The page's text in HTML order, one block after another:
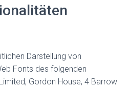
Darstellung von
Fonts des folgenden
Gordon House, 4 Barrow